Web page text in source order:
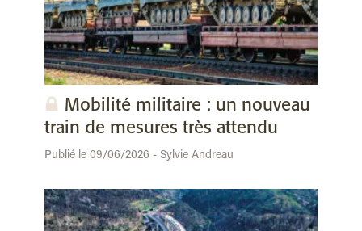
Mobilité militaire : un nouveau
train de mesures très attendu
Publié le 09/06/2026 - Sylvie Andreau